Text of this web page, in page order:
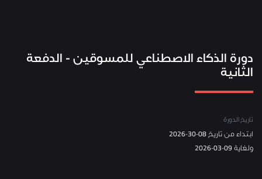
دورة الذكاء الاصطناعي للمسوقين - الدفعة
الثانية
تاريخ الدورة
ابتداء من تاريخ 08-30-2026
ولغاية 09-03-2026